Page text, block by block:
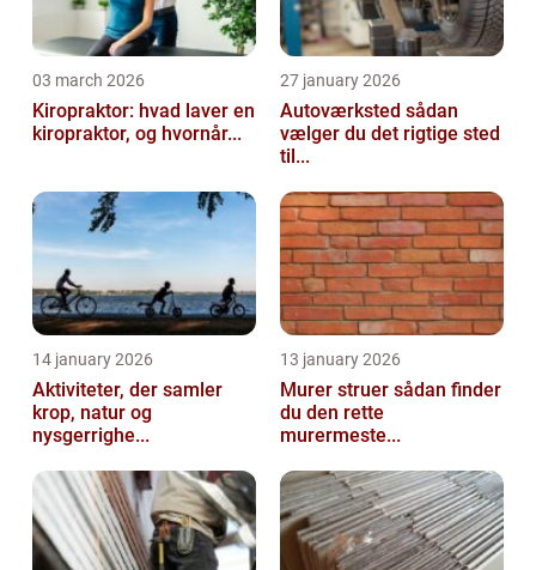
03 march 2026
Kiropraktor: hvad laver en
kiropraktor, og hvornår...
27 january 2026
Autoværksted sådan
vælger du det rigtige sted
til...
14 january 2026
Aktiviteter, der samler
krop, natur og
nysgerrighe...
13 january 2026
Murer struer sådan finder
du den rette
murermeste...